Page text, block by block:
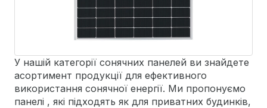
У нашій категорії сонячних панелей ви знайдете
асортимент продукції для ефективного
використання сонячної енергії. Ми пропонуємо
панелі , які підходять як для приватних будинків,